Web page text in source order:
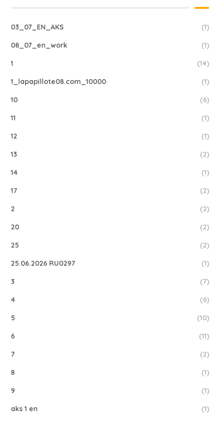
03_07_EN_AKS (1)
08_07_en_work (1)
1 (14)
1_lapapillote08.com_10000 (1)
10 (6)
11 (1)
12 (1)
13 (2)
14 (1)
17 (2)
2 (2)
20 (2)
25 (2)
25.06.2026 RU0297 (1)
3 (7)
4 (6)
5 (10)
6 (11)
7 (2)
8 (1)
9 (1)
aks 1 en (1)